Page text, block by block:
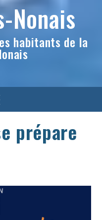
Nonais
habitants de la
prépare